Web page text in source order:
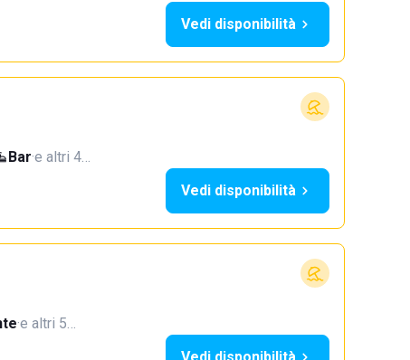
Vedi disponibilità
Bar·e altri 4…
Vedi disponibilità
·e altri 5…